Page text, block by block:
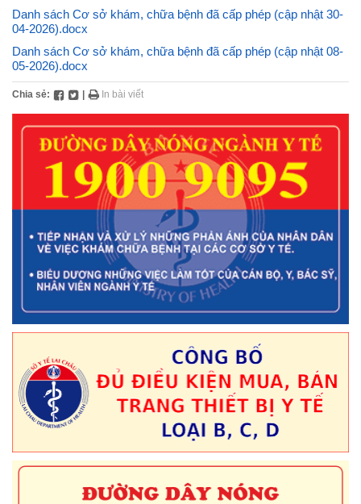
Danh sách Cơ sở khám, chữa bệnh đã cấp phép (cập nhật 30-
04-2026).docx
Danh sách Cơ sở khám, chữa bệnh đã cấp phép (cập nhật 08-
05-2026).docx
Chia sẻ: In bài viết